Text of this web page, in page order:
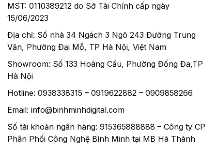
MST: 0110389212 do Sở Tài Chính cấp ngày
15/06/2023
Địa chỉ: Số nhà 34 Ngách 3 Ngõ 243 Đường Trung
Văn, Phường Đại Mỗ, TP Hà Nội, Việt Nam
Showroom: Số 133 Hoàng Cầu, Phường Đống Đa,TP
Hà Nội
Hotline: 0938338315 – 0919622882 – 0909858266
Email: info@binhminhdigital.com
Số tài khoản ngân hàng: 915365888888 – Công ty CP
Phân Phối Công Nghệ Bình Minh tại MB Hà Thành